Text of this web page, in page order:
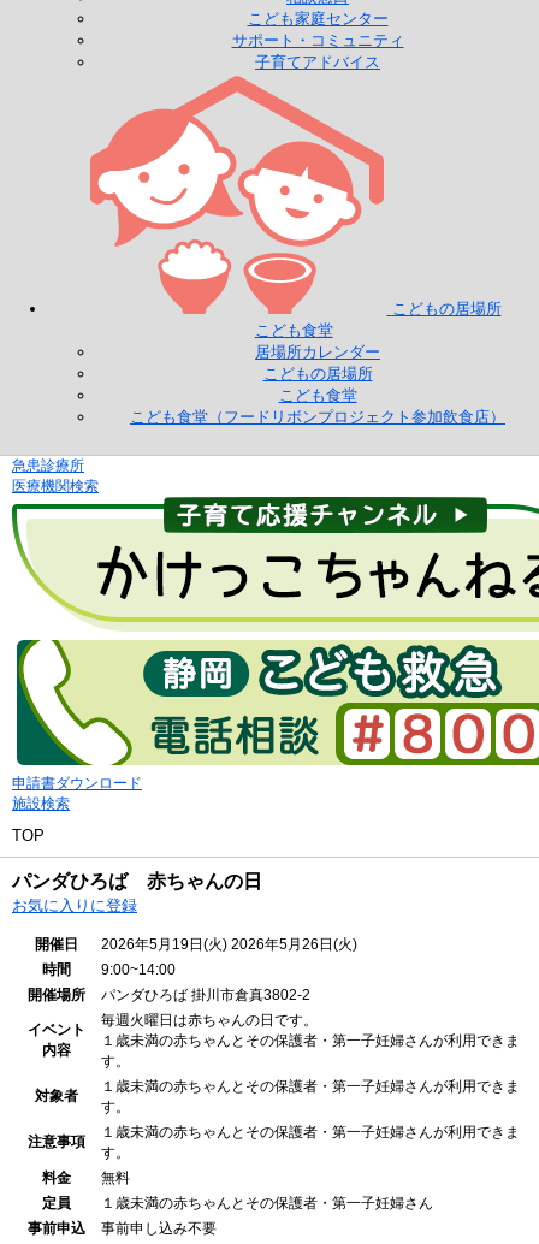
こども家庭センター
サポート・コミュニティ
子育てアドバイス
こどもの居場所
こども食堂
居場所カレンダー
こどもの居場所
こども食堂
こども食堂（フードリボンプロジェクト参加飲食店）
急患診療所
医療機関検索
申請書ダウンロード
施設検索
TOP
パンダひろば 赤ちゃんの日
お気に入りに登録
開催日 2026年5月19日(火) 2026年5月26日(火)
時間
9:00~14:00
開催場所
パンダひろば 掛川市倉真3802-2
イベント
内容
毎週火曜日は赤ちゃんの日です。
１歳未満の赤ちゃんとその保護者・第一子妊婦さんが利用できま
す。
対象者
１歳未満の赤ちゃんとその保護者・第一子妊婦さんが利用できま
す。
注意事項
１歳未満の赤ちゃんとその保護者・第一子妊婦さんが利用できま
す。
料金
無料
定員
１歳未満の赤ちゃんとその保護者・第一子妊婦さん
事前申込
事前申し込み不要